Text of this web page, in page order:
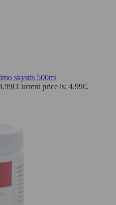
skystis 500ml
€Current price is: 4.99€.